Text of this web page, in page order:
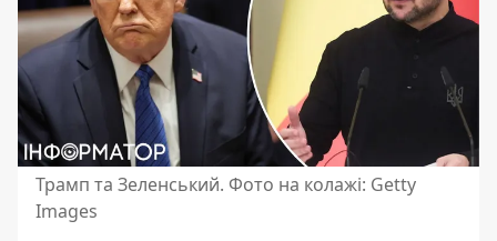
Трамп та Зеленський. Фото на колажі: Getty
Images